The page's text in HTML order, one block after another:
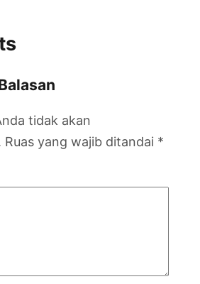
tidak akan
Ruas yang wajib ditandai *